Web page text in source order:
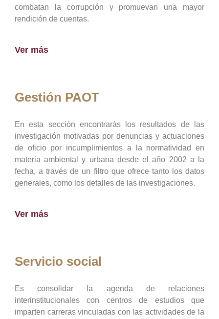
combatan la corrupción y promuevan una mayor
rendición de cuentas.
Ver más
Gestión PAOT
En esta sección encontrarás los resultados de las
investigación motivadas por denuncias y actuaciones
de oficio por incumplimientos a la normatividad en
materia ambiental y urbana desde el año 2002 a la
fecha, a través de un filtro que ofrece tanto los datos
generales, como los detalles de las investigaciones.
Ver más
Servicio social
Es consolidar la agenda de relaciones
interinstitucionales con centros de estudios que
imparten carreras vinculadas con las actividades de la